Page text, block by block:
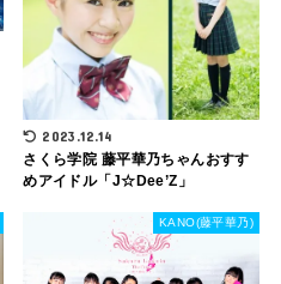
2023.12.14
さくら学院 藤平華乃ちゃんおすす
めアイドル「J☆Dee’Z」
KANO(藤平華乃)